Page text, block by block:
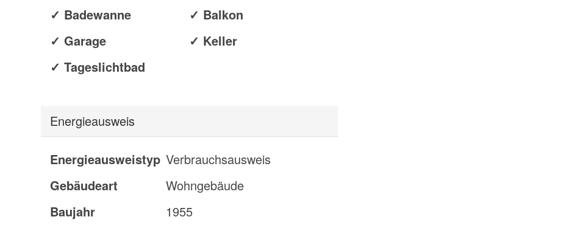
✓ Badewanne
✓ Balkon
✓ Garage
✓ Keller
✓ Tageslichtbad
Energieausweis
Energieausweistyp Verbrauchs­ausweis
Gebäudeart
Wohngebäude
Baujahr
1955